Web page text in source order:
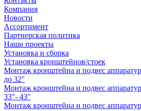
Компания
Новости
Ассортимент
Партнерская политика
Наши проекты
Установка и сборка
Установка кронштейнов/стоек
Монтаж кронштейна и подвес
до 32"
Монтаж кронштейна и подвес
33"- 43"
Монтаж кронштейна и подвес